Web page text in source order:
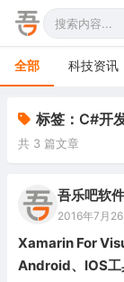
全部 科技资讯
办公软件
网络软件
图形图像
游戏娱乐
手机软件
电视软件
车机软件
标签：C#开
共 3 篇文章
吾乐吧软
2016年7月
Xamarin For
Android、IOS工